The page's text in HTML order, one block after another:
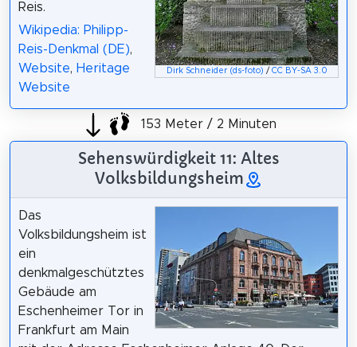
Dirk Schneider (ds-foto) / CC BY-SA 3.0
Reis.
Wikipedia: Philipp-
Reis-Denkmal (DE),
Website, Heritage
Website
153 Meter / 2 Minuten
Sehenswürdigkeit 11: Altes
Volksbildungsheim
Das
Volksbildungsheim ist
ein
denkmalgeschütztes
Gebäude am
Eschenheimer Tor in
Frankfurt am Main